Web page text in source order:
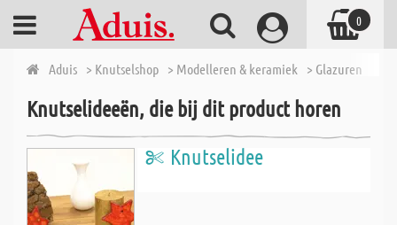
Aduis > Knutselshop > Modelleren & keramiek > Glazuren
Knutselideeën, die bij dit product horen
Knutselidee
0